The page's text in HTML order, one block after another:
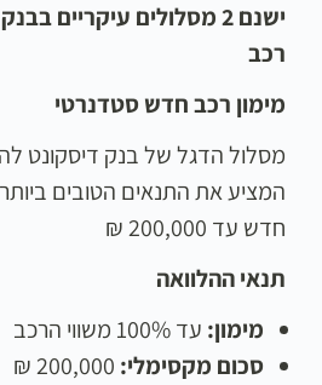
ישנם 2 מסלולים עיקריים
רכב
מימון רכב חדש סטדנרטי
מסלול הדגל של בנק דיסקונט
המציע את התנאים הטובים
חדש עד 200,000 ₪
תנאי ההלוואה
מימון: עד 100% משווי הרכב
סכום מקסימלי: